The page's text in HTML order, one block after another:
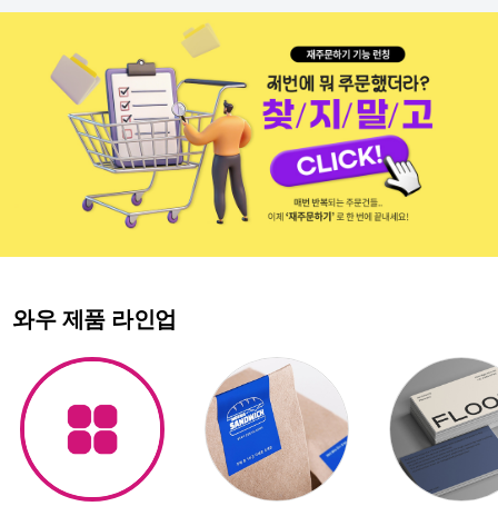
와우 제품 라인업